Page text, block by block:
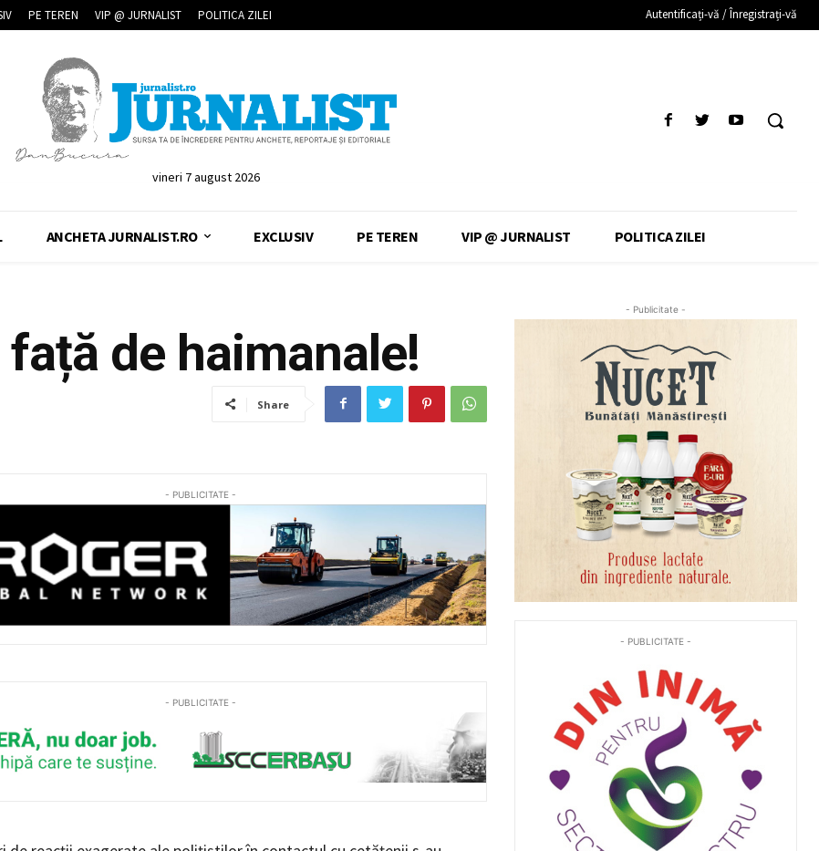
PE TEREN VIP @ JURNALIST POLITICA ZILEI Autentificați-vă / Înregistrați-vă
vineri 7 august 2026
ANCHETA JURNALIST.RO EXCLUSIV PE TEREN VIP @ JURNALIST POLITICA ZILEI
de haimanale!
Share
- PUBLICITATE -
- PUBLICITATE -
- Publicitate -
- PUBLICITATE -